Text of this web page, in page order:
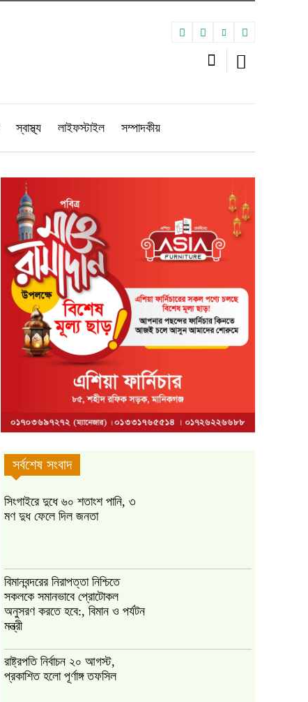
স্বাস্থ্য লাইফস্টাইল সম্পাদকীয়
সর্বশেষ সংবাদ
সিংগাইরে দুধে ৬০ শতাংশ পানি, ৩
মণ দুধ ফেলে দিল জনতা
বিমানবন্দরের নিরাপত্তা নিশ্চিতে
সকলকে সমানভাবে প্রোটোকল
অনুসরণ করতে হবে:, বিমান ও পর্যটন
মন্ত্রী
রাষ্ট্রপতি নির্বাচন ২০ আগস্ট,
প্রকাশিত হলো পূর্ণাঙ্গ তফসিল